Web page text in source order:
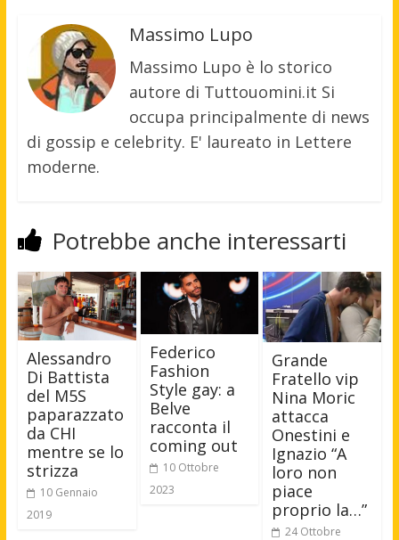
Massimo Lupo
Massimo Lupo è lo storico
autore di Tuttouomini.it Si
occupa principalmente di news
di gossip e celebrity. E' laureato in Lettere
moderne.
Potrebbe anche interessarti
Alessandro
Di Battista
del M5S
paparazzato
da CHI
mentre se lo
strizza
10 Gennaio
2019
Federico
Fashion
Style gay: a
Belve
racconta il
coming out
10 Ottobre
2023
Grande
Fratello vip
Nina Moric
attacca
Onestini e
Ignazio “A
loro non
piace
proprio la…”
24 Ottobre